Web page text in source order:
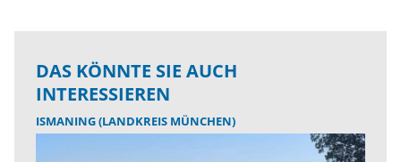
DAS KÖNNTE SIE AUCH
INTERESSIEREN
ISMANING (LANDKREIS MÜNCHEN)